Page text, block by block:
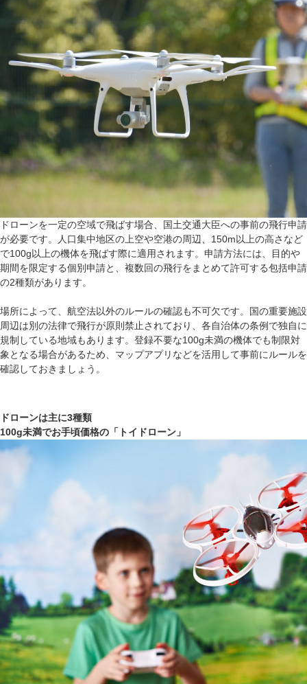
ドローンを一定の空域で飛ばす場合、国土交通大臣への事前の飛行申請
が必要です。人口集中地区の上空や空港の周辺、150m以上の高さなど
で100g以上の機体を飛ばす際に適用されます。申請方法には、目的や
期間を限定する個別申請と、複数回の飛行をまとめて許可する包括申請
の2種類があります。
場所によって、航空法以外のルールの確認も不可欠です。国の重要施設
周辺は別の法律で飛行が原則禁止されており、各自治体の条例で独自に
規制している地域もあります。登録不要な100g未満の機体でも制限対
象となる場合があるため、マップアプリなどを活用して事前にルールを
確認しておきましょう。
ドローンは主に3種類
100g未満でお手頃価格の「トイドローン」